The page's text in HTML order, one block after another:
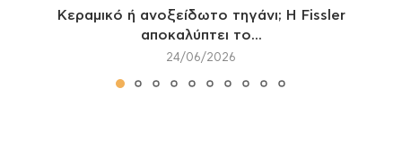
Κεραμικό ή ανοξείδωτο τηγάνι; Η Fissler
αποκαλύπτει το...
24/06/2026